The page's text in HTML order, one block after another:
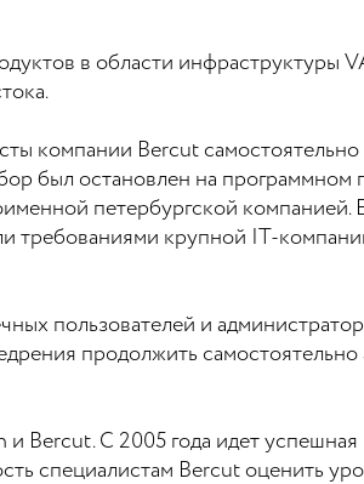
в области инфраструктуры
компании Bercut самостоятельно
был остановлен на программном
петербургской
требованиями крупной IT-
пользователей и
продолжить
Bercut. С 2005 года идет
специалистам Bercut оценить